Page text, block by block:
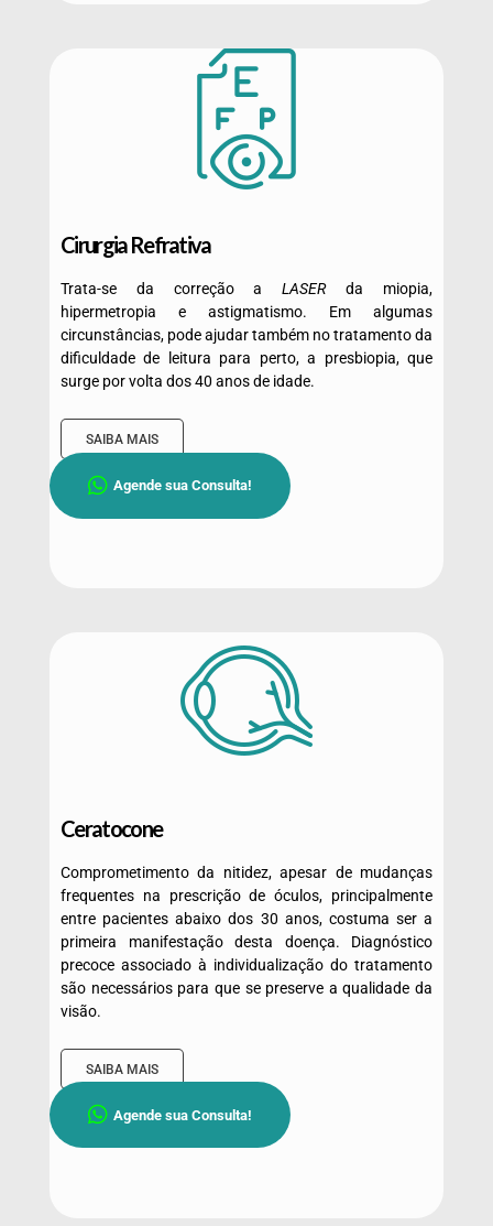
Cirurgia Refrativa
Trata-se da correção aLASERda miopia,
hipermetropia e astigmatismo. Em algumas
circunstâncias, pode ajudar também no tratamento da
dificuldade de leitura para perto, a presbiopia, que
surge por volta dos 40 anos de idade.
SAIBA MAIS
Agende sua Consulta!
Ceratocone
Comprometimento da nitidez, apesar de mudanças
frequentes na prescrição de óculos, principalmente
entre pacientes abaixo dos 30 anos, costuma ser a
primeira manifestação desta doença. Diagnóstico
precoce associado à individualização do tratamento
são necessários para que se preserve a qualidade da
visão.
SAIBA MAIS
Agende sua Consulta!